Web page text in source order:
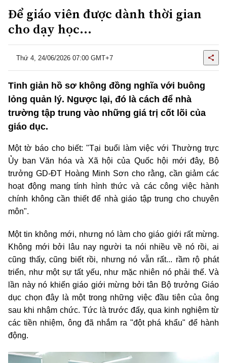
Để giáo viên được dành thời gian
cho dạy học…
Thứ 4, 24/06/2026 07:00 GMT+7
Tinh giản hồ sơ không đồng nghĩa với buông
lỏng quản lý. Ngược lại, đó là cách để nhà
trường tập trung vào những giá trị cốt lõi của
giáo dục.
Một tờ báo cho biết: "Tại buổi làm việc với Thường trực
Ủy ban Văn hóa và Xã hội của Quốc hội mới đây, Bộ
trưởng GD-ĐT Hoàng Minh Sơn cho rằng, cần giảm các
hoạt động mang tính hình thức và các công việc hành
chính không cần thiết để nhà giáo tập trung cho chuyên
môn".
Một tin không mới, nhưng nó làm cho giáo giới rất mừng.
Không mới bởi lâu nay người ta nói nhiều về nó rồi, ai
cũng thấy, cũng biết rồi, nhưng nó vẫn rất... rầm rộ phát
triển, như một sự tất yếu, như mặc nhiên nó phải thế. Và
lần này nó khiến giáo giới mừng bởi tân Bộ trưởng Giáo
dục chọn đây là một trong những việc đầu tiên của ông
sau khi nhậm chức. Tức là trước đấy, qua kinh nghiệm từ
các tiền nhiệm, ông đã nhắm ra "đột phá khẩu" để hành
động.